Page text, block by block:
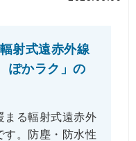
射式遠赤外線
ぽかラク」の
まる輻射式遠赤外
す。防塵・防水性